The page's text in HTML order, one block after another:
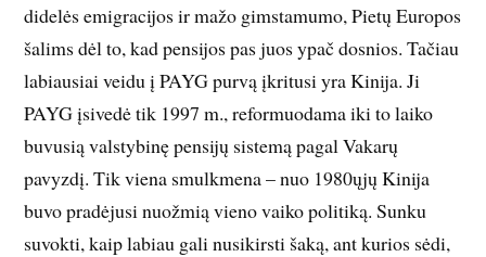
didelės emigracijos ir mažo gimstamumo, Pietų Europos
šalims dėl to, kad pensijos pas juos ypač dosnios. Tačiau
labiausiai veidu į PAYG purvą įkritusi yra Kinija. Ji
PAYG įsivedė tik 1997 m., reformuodama iki to laiko
buvusią valstybinę pensijų sistemą pagal Vakarų
pavyzdį. Tik viena smulkmena – nuo 1980ųjų Kinija
buvo pradėjusi nuožmią vieno vaiko politiką. Sunku
suvokti, kaip labiau gali nusikirsti šaką, ant kurios sėdi,